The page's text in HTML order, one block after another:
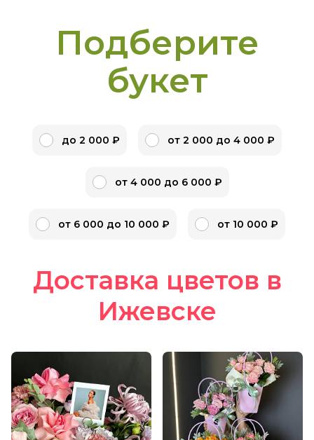
Подберите
букет
до 2 000 ₽ от 2 000 до 4 000 ₽
от 4 000 до 6 000 ₽
от 6 000 до 10 000 ₽ от 10 000 ₽
Доставка цветов в
Ижевске